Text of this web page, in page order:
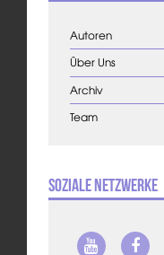
Autoren
Über Uns
Archiv
Team
Soziale Netzwerke